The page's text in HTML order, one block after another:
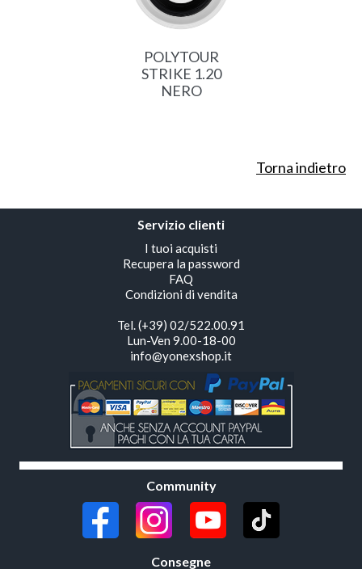
POLYTOUR
STRIKE 1.20
NERO
Torna indietro
Servizio clienti
I tuoi acquisti
Recupera la password
FAQ
Condizioni di vendita
Tel. (+39) 02/522.00.91
Lun-Ven 9.00-18-00
info@yonexshop.it
Community
Consegne